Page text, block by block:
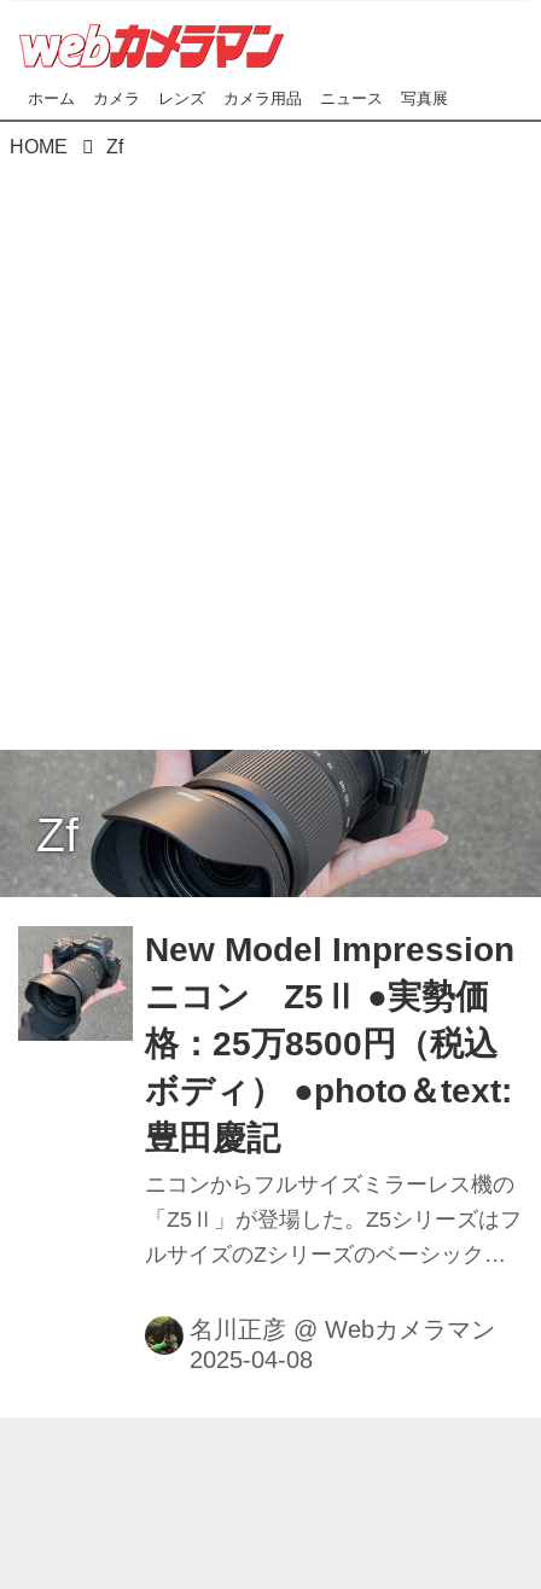
ホーム カメラ レンズ カメラ用品 ニュース 写真展
HOME Zf
Zf
New Model Impression
ニコン Z5Ⅱ ●実勢価
格：25万8500円（税込
ボディ） ●photo＆text:
豊田慶記
ニコンからフルサイズミラーレス機の
「Z5Ⅱ」が登場した。Z5シリーズはフ
ルサイズのZシリーズのベーシック
夏に登場したが、約5年分の熟成（?)
を経た進化が楽しみである。
名川正彦 @ Webカメラマン